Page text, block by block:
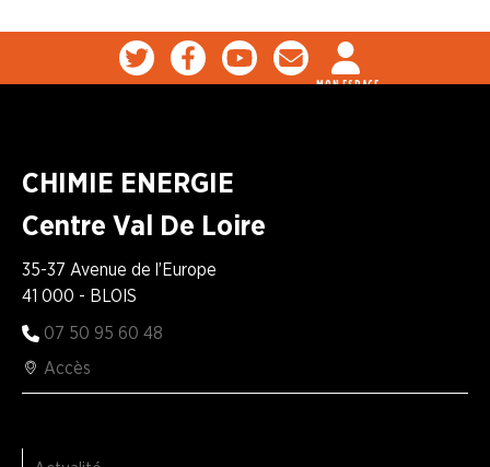
MON ESPACE
CHIMIE ENERGIE
Centre Val De Loire
35-37 Avenue de l’Europe
41 000 - BLOIS
07 50 95 60 48
Accès